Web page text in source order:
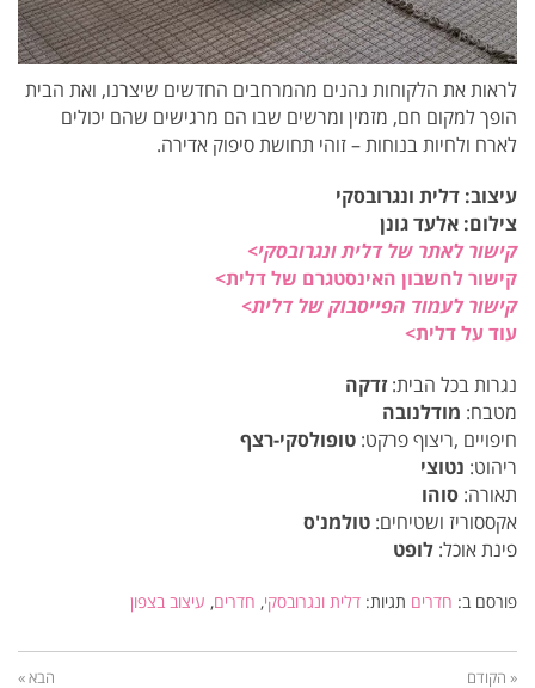
לראות את הלקוחות נהנים מהמרחבים החדשים שיצרנו, ואת הבית
הופך למקום חם, מזמין ומרשים שבו הם מרגישים שהם יכולים
לארח ולחיות בנוחות – זוהי תחושת סיפוק אדירה.
עיצוב: דלית ונגרובסקי
צילום: אלעד גונן
קישור לאתר של דלית ונגרובסקי>
קישור לחשבון האינסטגרם של דלית>
קישור לעמוד הפייסבוק של דלית>
עוד על דלית>
נגרות בכל הבית: זדקה
מטבח: מודלנובה
חיפויים ,ריצוף פרקט: טופולסקי-רצף
ריהוט: נטוצי
תאורה: סוהו
אקססוריז ושטיחים: טולמנ'ס
פינת אוכל: לופט
פורסם ב: חדרים תגיות: דלית ונגרובסקי, חדרים, עיצוב בצפון
« הקודם הבא »